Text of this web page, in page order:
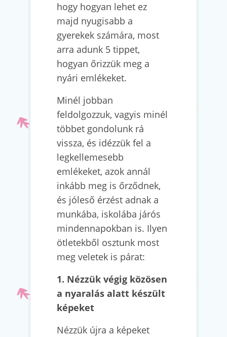
hogy hogyan lehet ez
majd nyugisabb a
gyerekek számára, most
arra adunk 5 tippet,
hogyan őrizzük meg a
nyári emlékeket.
Minél jobban
feldolgozzuk, vagyis minél
többet gondolunk rá
vissza, és idézzük fel a
legkellemesebb
emlékeket, azok annál
inkább meg is őrződnek,
és jóleső érzést adnak a
munkába, iskolába járós
mindennapokban is. Ilyen
ötletekből osztunk most
meg veletek is párat:
1. Nézzük végig közösen
a nyaralás alatt készült
képeket
Nézzük újra a képeket